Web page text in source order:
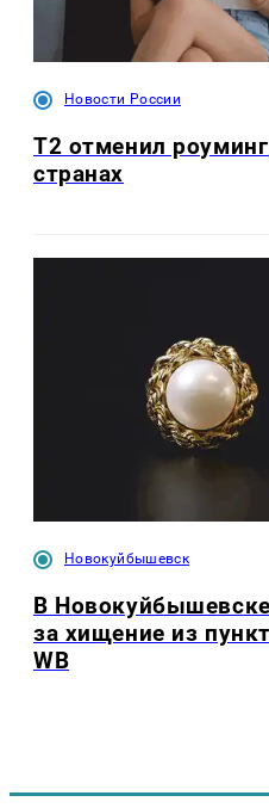
Новости России
Т2 отменил
странах
Новокуйбышевск
В
за хищение из
WB